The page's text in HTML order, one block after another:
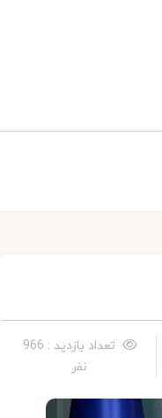
تعداد بازدید : 966
نفر